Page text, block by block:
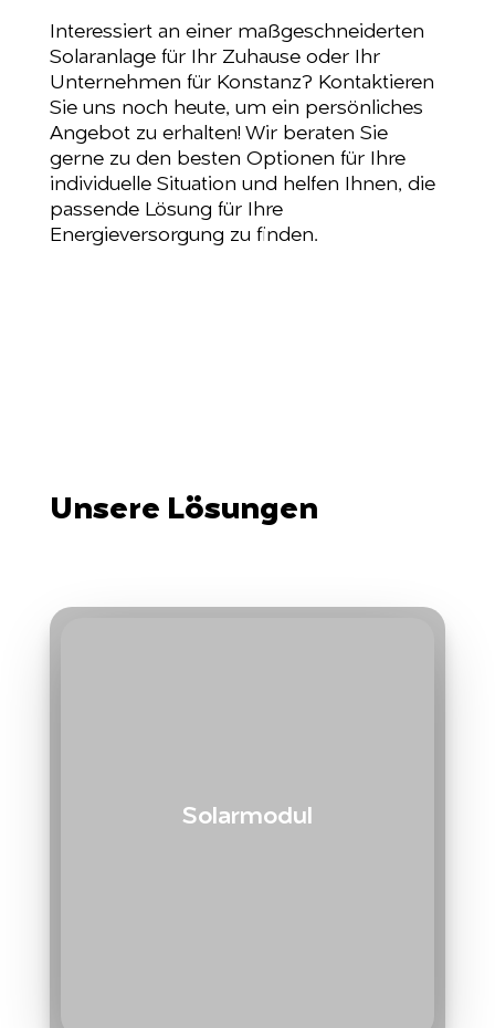
Interessiert an einer maßgeschneiderten
Solaranlage für Ihr Zuhause oder Ihr
Unternehmen für Konstanz? Kontaktieren
Sie uns noch heute, um ein persönliches
Angebot zu erhalten! Wir beraten Sie
gerne zu den besten Optionen für Ihre
individuelle Situation und helfen Ihnen, die
passende Lösung für Ihre
Energieversorgung zu finden.
Unsere Lösungen
Solarmodul